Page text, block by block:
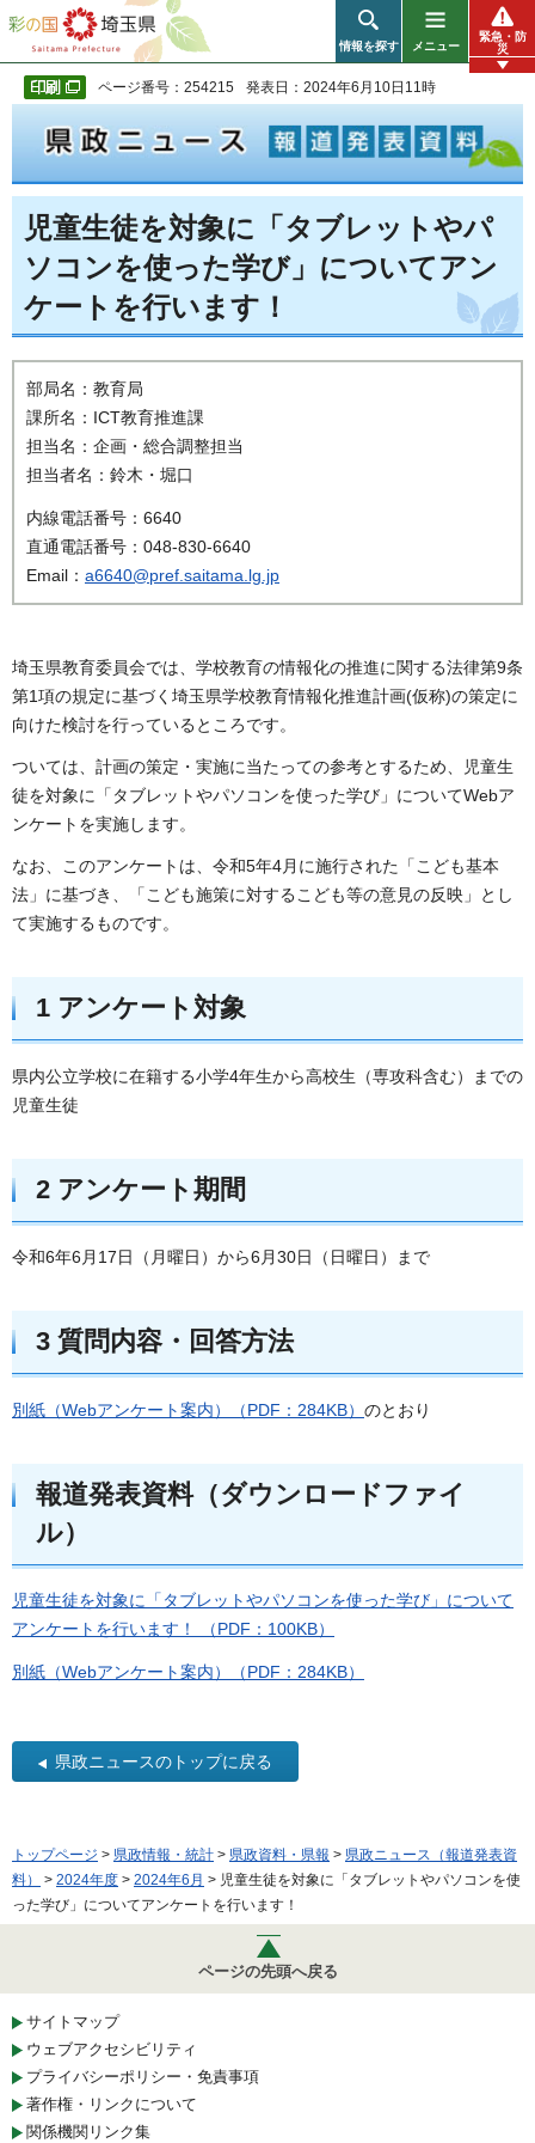
彩の国 埼玉県
情報を探す メニュー
緊急・防
災
ページ番号：254215 発表日：2024年6月10日11時
児童生徒を対象に「タブレットやパ
ソコンを使った学び」についてアン
ケートを行います！
部局名：教育局
課所名：ICT教育推進課
担当名：企画・総合調整担当
担当者名：鈴⽊・堀⼝
内線電話番号：6640
直通電話番号：048-830-6640
Email： a6640@pref.saitama.lg.jp
埼玉県教育委員会では、学校教育の情報化の推進に関する法律第9条
第1項の規定に基づく埼玉県学校教育情報化推進計画(仮称)の策定に
向けた検討を行っているところです。
ついては、計画の策定・実施に当たっての参考とするため、児童生
徒を対象に「タブレットやパソコンを使った学び」についてWebア
ンケートを実施します。
なお、このアンケートは、令和5年4月に施行された「こども基本
法」に基づき、「こども施策に対するこども等の意見の反映」とし
て実施するものです。
1 アンケート対象
県内公立学校に在籍する小学4年生から高校生（専攻科含む）までの
児童生徒
2 アンケート期間
令和6年6月17日（月曜日）から6月30日（日曜日）まで
3 質問内容・回答方法
別紙（Webアンケート案内）（PDF：284KB） のとおり
報道発表資料（ダウンロードファイ
ル）
児童生徒を対象に「タブレットやパソコンを使った学び」について
アンケートを行います！ （PDF：100KB）
別紙（Webアンケート案内）（PDF：284KB）
県政ニュースのトップに戻る
トップページ > 県政情報・統計 > 県政資料・県報 > 県政ニュース（報道発表資
料）
> 2024年度 > 2024年6月 > 児童生徒を対象に「タブレットやパソコンを使
った学び」についてアンケートを行います！
ページの先頭へ戻る
サイトマップ
ウェブアクセシビリティ
プライバシーポリシー・免責事項
著作権・リンクについて
関係機関リンク集